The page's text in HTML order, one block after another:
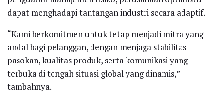
dapat menghadapi tantangan industri secara adaptif.
“Kami berkomitmen untuk tetap menjadi mitra yang
andal bagi pelanggan, dengan menjaga stabilitas
pasokan, kualitas produk, serta komunikasi yang
terbuka di tengah situasi global yang dinamis,”
tambahnya.